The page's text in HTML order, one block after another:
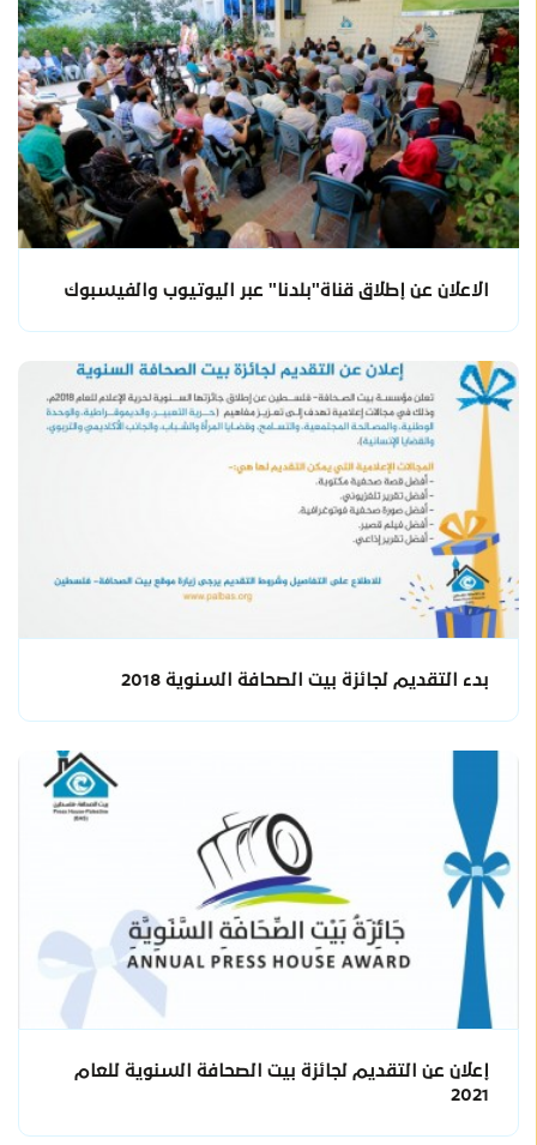
الاعلان عن إطلاق قناة"بلدنا" عبر اليوتيوب والفيسبوك
بدء التقديم لجائزة بيت الصحافة السنوية 2018
إعلان عن التقديم لجائزة بيت الصحافة السنوية للعام
2021